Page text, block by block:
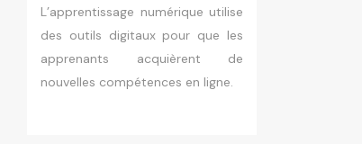
L’apprentissage numérique utilise
des outils digitaux pour que les
apprenants acquièrent de
nouvelles compétences en ligne.